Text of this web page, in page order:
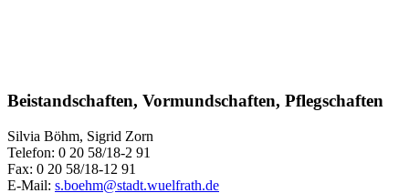
Beistandschaften, Vormundschaften, Pflegschaften
Silvia Böhm, Sigrid Zorn
Telefon: 0 20 58/18-2 91
Fax: 0 20 58/18-12 91
E-Mail: s.boehm@stadt.wuelfrath.de